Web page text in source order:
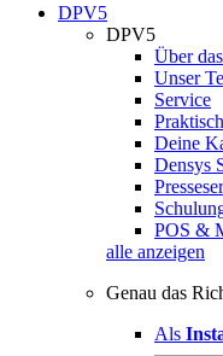
DPV5
DPV5
Über
Unser
Service
Deine
Densys
POS &
alle anzeigen
Genau das
Als